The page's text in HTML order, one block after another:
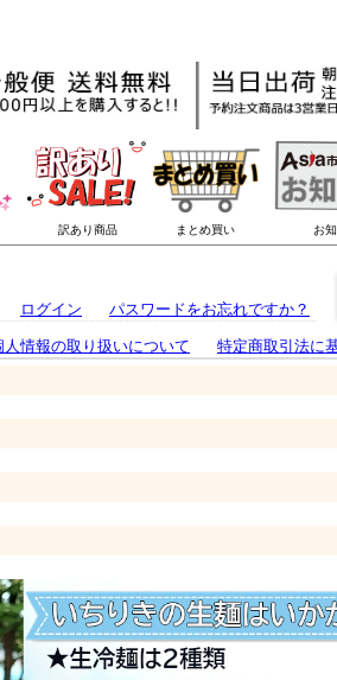
ログイン パスワードをお忘れですか？
人情報の取り扱いについて 特定商取引法に